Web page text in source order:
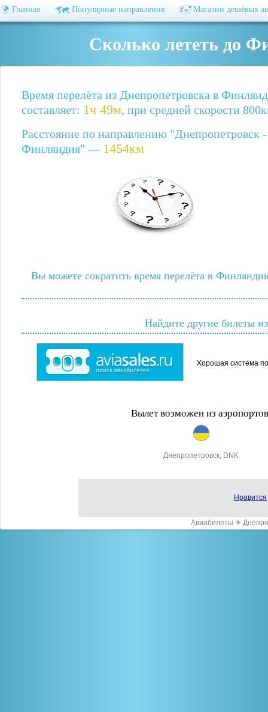
Главная Популярные направления Магазин дешёвых
Сколько лететь до
Время перелёта из Днепропетровска в
составляет: 1ч 49м, при средней скорости
Расстояние по направлению "Днепропетровск -
Финляндия" — 1454км
Вы можете сократить время перелёта в
Найдите другие билеты
Хорошая система
Вылет возможен из
Днепропетровск, DNK
Нравится
Авиабилеты ✈